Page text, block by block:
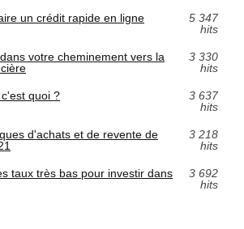
un crédit rapide en ligne
5 347
hits
votre cheminement vers la
3 330
hits
quoi ?
3 637
hits
d'achats et de revente de
3 218
hits
taux très bas pour investir dans
3 692
hits